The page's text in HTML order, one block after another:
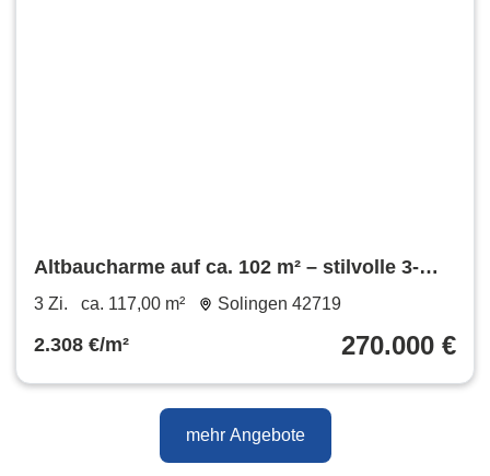
Altbaucharme auf ca. 102 m² – stilvolle 3-
Zimmer-Wohnung in Solingen-Wald
3 Zi. ca. 117,00 m² Solingen 42719
2.308 €/m² 270.000 €
mehr Angebote